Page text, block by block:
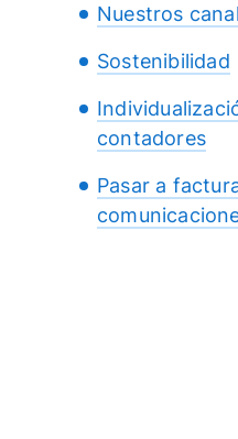
Nuestros
Sostenibilidad
contadores
Pasar a